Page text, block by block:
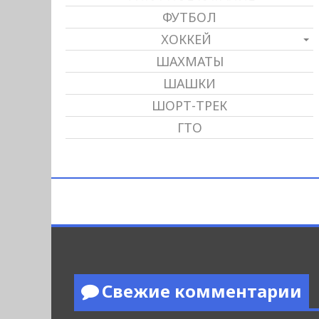
ФУТБОЛ
ХОККЕЙ
ШАХМАТЫ
ШАШКИ
ШОРТ-ТРЕК
ГТО
Свежие комментарии